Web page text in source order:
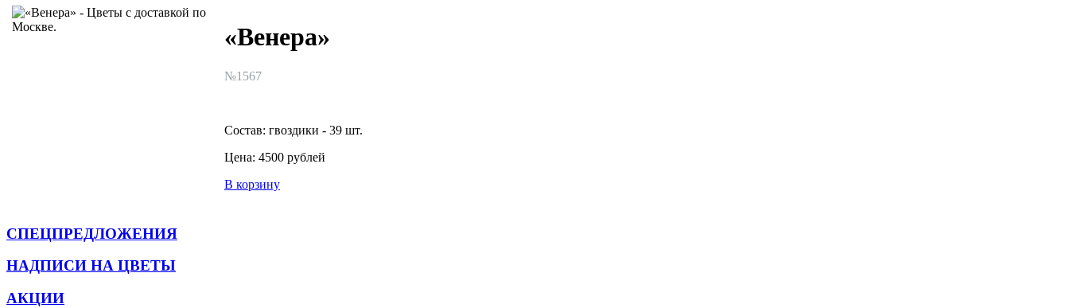
«Венера»
№1567
Состав: гвоздики - 39 шт.
Цена: 4500 рублей
В корзину
СПЕЦПРЕДЛОЖЕНИЯ
НАДПИСИ НА ЦВЕТЫ
АКЦИИ